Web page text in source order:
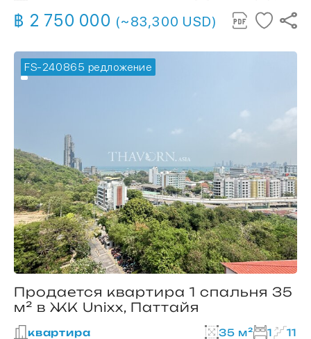
฿ 2 750 000 (~83,300 USD)
FS-240865
🔥 горячее предложение
Продается квартира 1 спальня 35
м² в ЖК Unixx, Паттайя
квартира 35 м² 1 11